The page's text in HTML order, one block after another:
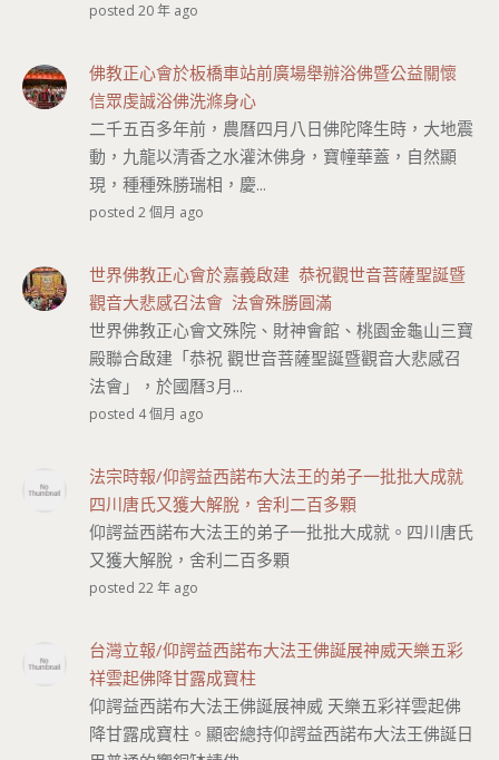
posted 20 年 ago
佛教正心會於板橋車站前廣場舉辦浴佛暨公益關懷
信眾虔誠浴佛洗滌身心
二千五百多年前，農曆四月八日佛陀降生時，大地震
動，九龍以清香之水灌沐佛身，寶幢華蓋，自然顯
現，種種殊勝瑞相，慶...
posted 2 個月 ago
世界佛教正心會於嘉義啟建 恭祝觀世音菩薩聖誕暨
觀音大悲感召法會 法會殊勝圓滿
世界佛教正心會文殊院、財神會館、桃園金龜山三寶
殿聯合啟建「恭祝 觀世音菩薩聖誕暨觀音大悲感召
法會」，於國曆3月...
posted 4 個月 ago
法宗時報/仰諤益西諾布大法王的弟子一批批大成就
四川唐氏又獲大解脫，舍利二百多顆
仰諤益西諾布大法王的弟子一批批大成就。四川唐氏
又獲大解脫，舍利二百多顆
posted 22 年 ago
台灣立報/仰諤益西諾布大法王佛誕展神威天樂五彩
祥雲起佛降甘露成寶柱
仰諤益西諾布大法王佛誕展神威 天樂五彩祥雲起佛
降甘露成寶柱。顯密總持仰諤益西諾布大法王佛誕日